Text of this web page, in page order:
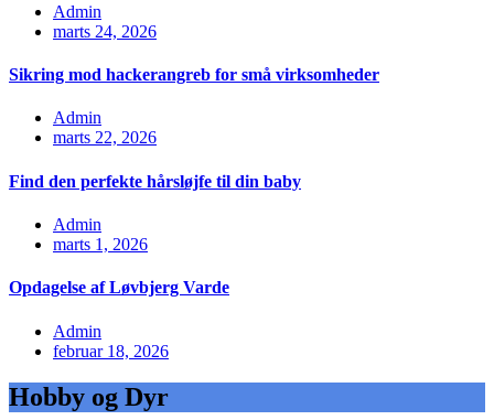
Admin
marts 24, 2026
Sikring mod hackerangreb for små virksomheder
Admin
marts 22, 2026
Find den perfekte hårsløjfe til din baby
Admin
marts 1, 2026
Opdagelse af Løvbjerg Varde
Admin
februar 18, 2026
Hobby og Dyr